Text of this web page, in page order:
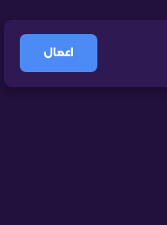
اعمال